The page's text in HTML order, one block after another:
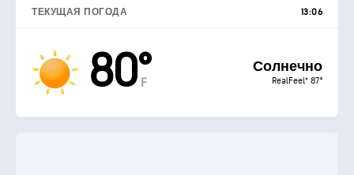
ТЕКУЩАЯ ПОГОДА 13:06
80°
F
Солнечно
RealFeel® 87°